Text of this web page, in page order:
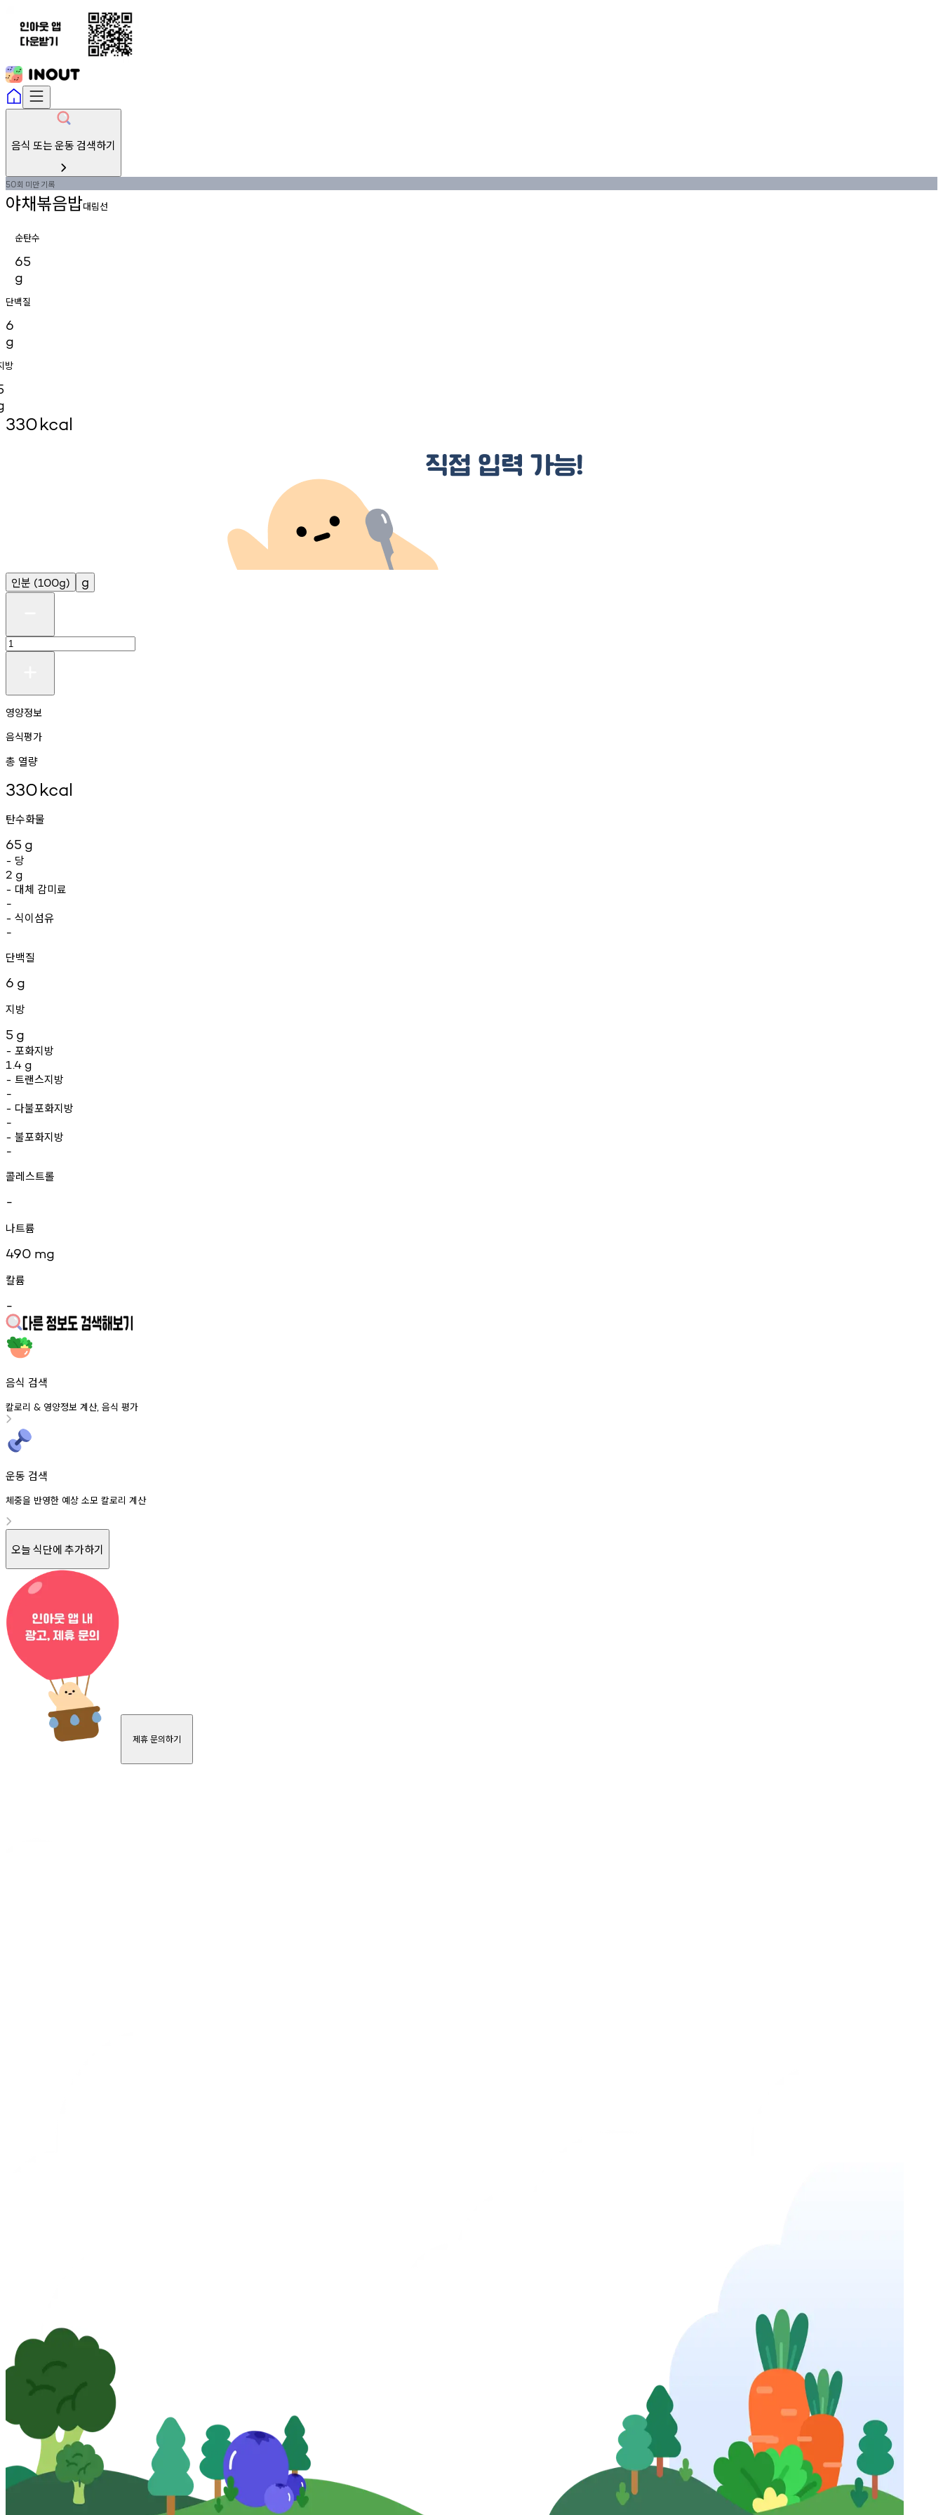
음식 또는 운동 검색하기
50회 미만기록
야채볶음밥대림선
순탄수
65
g
단백질
6
g
방
330kcal
인분 (100g) g
영양정보
음식평가
총 열량
330kcal
탄수화물
65 g
- 당
2 g
- 대체 감미료
-
- 식이섬유
-
단백질
6 g
지방
5 g
- 포화지방
1.4 g
- 트랜스지방
-
- 다불포화지방
-
- 불포화지방
-
콜레스트롤
-
나트륨
490 mg
칼륨
-
음식 검색
칼로리 & 영양정보 계산, 음식 평가
운동 검색
체중을 반영한 예상 소모 칼로리 계산
오늘 식단에 추가하기
제휴 문의하기